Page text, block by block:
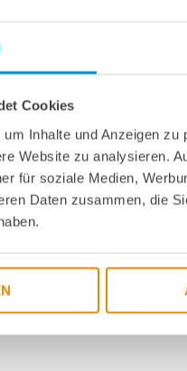
Cookies
Inhalte und Anzeigen
Website zu analysieren.
für soziale Medien,
Daten zusammen, die